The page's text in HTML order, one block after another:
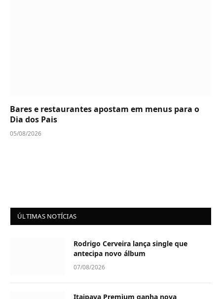
Bares e restaurantes apostam em menus para o
Dia dos Pais
05/08/2026
ÚLTIMAS NOTÍCIAS
Rodrigo Cerveira lança single que
antecipa novo álbum
07/08/2026
Itaipava Premium ganha nova